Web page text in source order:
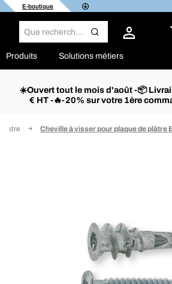
E-boutique
Produits Solutions métiers
☀️Ouvert tout le mois d'août -📦
€ HT -🔥-20% sur votre 1ère
Cheville à visser pour plaque de plâtre